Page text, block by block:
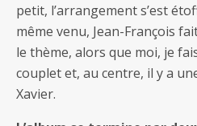
petit, l’arrangement s’est
même venu, Jean-François
le thème, alors que moi, je
couplet et, au centre, il y a
Xavier.